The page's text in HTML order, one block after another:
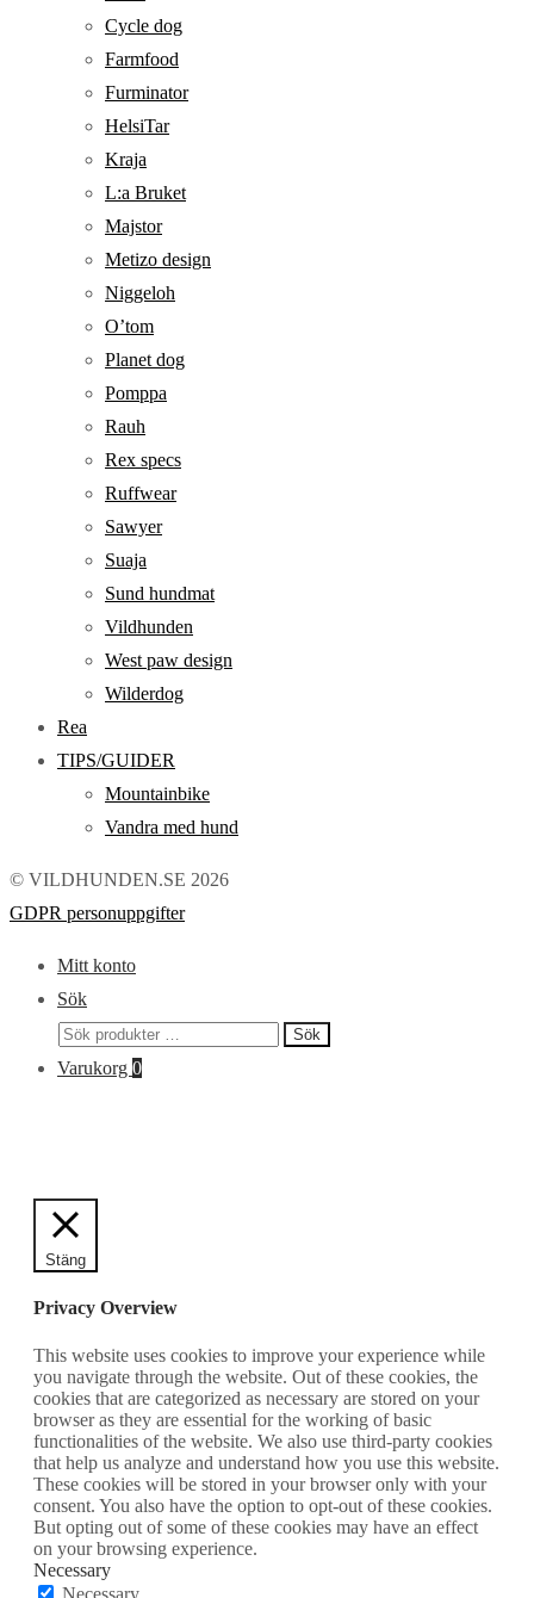
Cycle dog
Farmfood
Furminator
HelsiTar
Kraja
L:a Bruket
Majstor
Metizo design
Niggeloh
O’tom
Planet dog
Pomppa
Rauh
Rex specs
Ruffwear
Sawyer
Suaja
Sund hundmat
Vildhunden
West paw design
Wilderdog
Rea
TIPS/GUIDER
Mountainbike
Vandra med hund
© VILDHUNDEN.SE 2026
GDPR personuppgifter
Mitt konto
Sök
Sök
efter:
Sök
Varukorg 0
Stäng
Privacy Overview
This website uses cookies to improve your experience while
you navigate through the website. Out of these cookies, the
cookies that are categorized as necessary are stored on your
browser as they are essential for the working of basic
functionalities of the website. We also use third-party cookies
that help us analyze and understand how you use this website.
These cookies will be stored in your browser only with your
consent. You also have the option to opt-out of these cookies.
But opting out of some of these cookies may have an effect
on your browsing experience.
Necessary
Necessary